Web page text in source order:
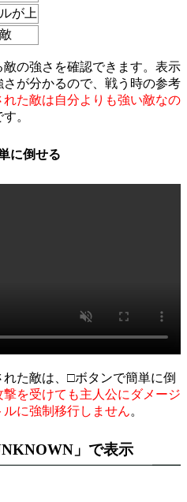
が上
の強さを確認できます。表示
が分かるので、戦う時の参考
れた敵は自分よりも強い敵なの
す。
に倒せる
た敵は、□ボタンで簡単に倒
撃を受けても主人公にダメージ
に強制移行しません。
」で表示